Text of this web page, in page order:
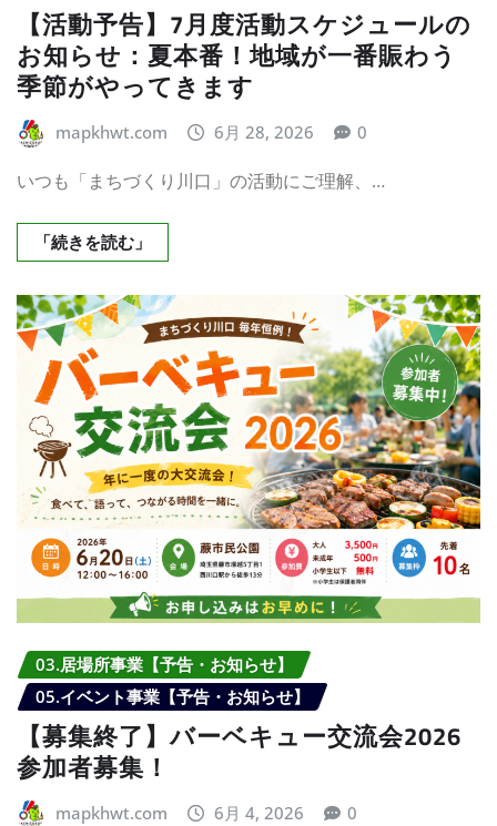
【活動予告】7月度活動スケジュールの
お知らせ：夏本番！地域が一番賑わう
季節がやってきます
mapkhwt.com 6月 28, 2026 0
いつも「まちづくり川口」の活動にご理解、…
「続きを読む」
03.居場所事業【予告・お知らせ】
05.イベント事業【予告・お知らせ】
【募集終了】バーベキュー交流会2026
参加者募集！
mapkhwt.com 6月 4, 2026 0